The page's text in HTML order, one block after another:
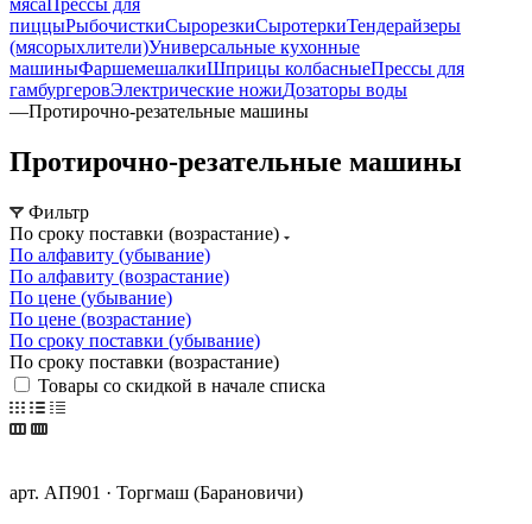
мясаПрессы для
пиццыРыбочисткиСырорезкиСыротеркиТендерайзеры
(мясорыхлители)Универсальные кухонные
машиныФаршемешалкиШприцы колбасныеПрессы для
гамбургеровЭлектрические ножиДозаторы воды
—Протирочно-резательные машины
Протирочно-резательные машины
Фильтр
По сроку поставки (возрастание)
По алфавиту (убывание)
По алфавиту (возрастание)
По цене (убывание)
По цене (возрастание)
По сроку поставки (убывание)
По сроку поставки (возрастание)
Товары со скидкой в начале списка
арт. АП901 · Торгмаш (Барановичи)